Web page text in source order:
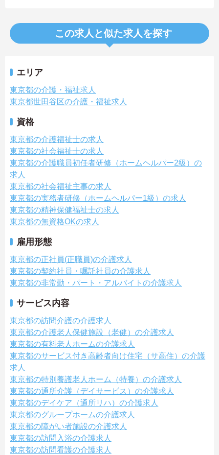
この求人と似た求人を探す
エリア
東京都の介護・福祉求人
東京都世田谷区の介護・福祉求人
資格
東京都の介護福祉士の求人
東京都の社会福祉士の求人
東京都の介護職員初任者研修（ホームヘルパー2級）の
求人
東京都の社会福祉主事の求人
東京都の実務者研修（ホームヘルパー1級）の求人
東京都の精神保健福祉士の求人
東京都の無資格OKの求人
雇用形態
東京都の正社員(正職員)の介護求人
東京都の契約社員・嘱託社員の介護求人
東京都の非常勤・パート・アルバイトの介護求人
サービス内容
東京都の訪問介護の介護求人
東京都の介護老人保健施設（老健）の介護求人
東京都の有料老人ホームの介護求人
東京都のサービス付き高齢者向け住宅（サ高住）の介護
求人
東京都の特別養護老人ホーム（特養）の介護求人
東京都の通所介護（デイサービス）の介護求人
東京都のデイケア（通所リハ）の介護求人
東京都のグループホームの介護求人
東京都の障がい者施設の介護求人
東京都の訪問入浴の介護求人
東京都の訪問看護の介護求人